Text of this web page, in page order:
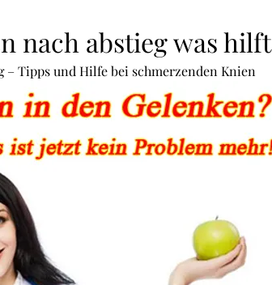
nach abstieg was hilft
– Tipps und Hilfe bei schmerzenden Knien